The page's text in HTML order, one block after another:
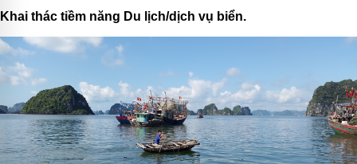
Khai thác tiềm năng Du lịch/dịch vụ biển.